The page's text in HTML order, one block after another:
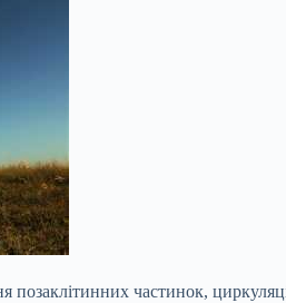
позаклітинних частинок,